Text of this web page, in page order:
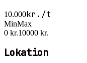
10.000kr./t
MinMax
0 kr.10000 kr.
Lokation